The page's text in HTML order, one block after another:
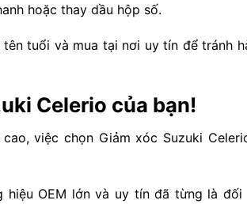
hoặc thay dầu hộp số.
tuổi và mua tại nơi uy tín để tránh
Celerio của bạn!
việc chọn Giảm xóc Suzuki
hiệu OEM lớn và uy tín đã từng là đối